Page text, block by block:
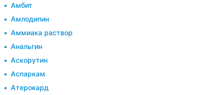
Амбит
Амлодипин
Аммиака раствор
Анальгин
Аскорутин
Аспаркам
Атерокард